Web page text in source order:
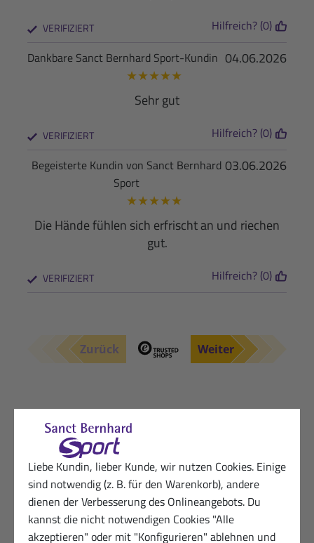
Liebe Kundin, lieber Kunde, wir nutzen Cookies. Einige
sind notwendig (z. B. für den Warenkorb), andere
dienen der Verbesserung des Onlineangebots. Du
kannst die nicht notwendigen Cookies "Alle
akzeptieren" oder mit "Konfigurieren" ablehnen und
VERIFIZIERT Hilfreich? (0)
04.06.2026
Dankbare Sanct Bernhard Sport-Kundin
★★★★★
Sehr gut
VERIFIZIERT Hilfreich? (0)
03.06.2026
Begeisterte Kundin von Sanct Bernhard
Sport
★★★★★
Die Hände fühlen sich erfrischt an und riechen
gut.
VERIFIZIERT Hilfreich? (0)
Zurück Weiter
Alle Kundenbewertungen anzeigen (neueste
Kundenbewertungen für
Handrücken-Pflegecreme 125-
ml-Dose